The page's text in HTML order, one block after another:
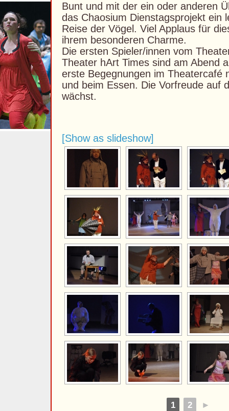
Bunt und mit der ein oder anderen
das Chaosium Dienstagsprojekt ein
Reise der Vögel. Viel Applaus für
ihrem besonderen Charme.
Die ersten Spieler/innen vom
Theater hArt Times sind am Abend
erste Begegnungen im Theatercafé
und beim Essen. Die Vorfreude auf
wächst.
[Show as slideshow]
1 2 ►